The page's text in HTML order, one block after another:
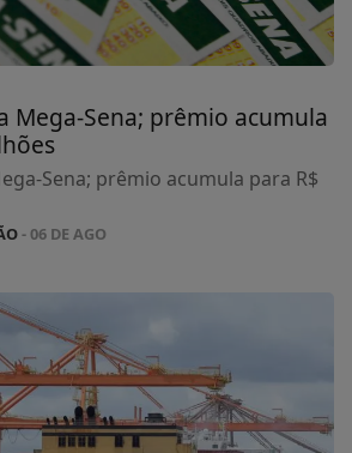
Mega-Sena; prêmio acumula
Sena; prêmio acumula para R$
- 06 DE AGO